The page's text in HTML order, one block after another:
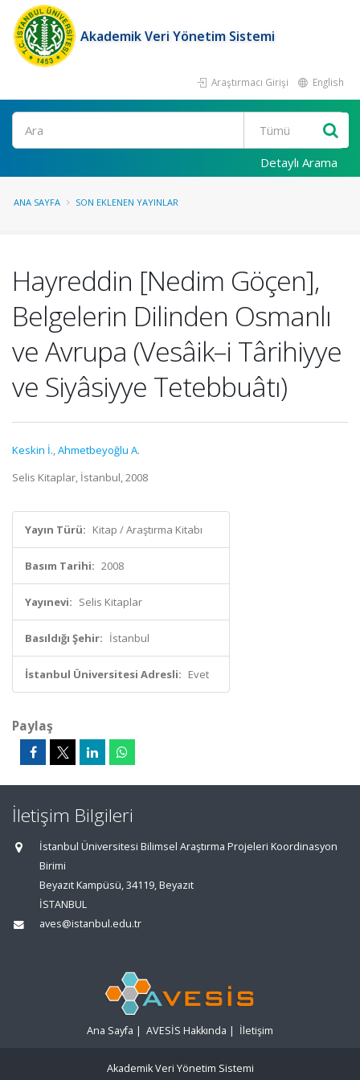
Akademik Veri Yönetim Sistemi
Araştırmacı Girişi English
Ara
Detaylı Arama
ANA SAYFA SON EKLENEN YAYINLAR
Hayreddin [Nedim Göçen],
Belgelerin Dilinden Osmanlı
ve Avrupa (Vesâik–i Târihiyye
ve Siyâsiyye Tetebbuâtı)
Keskin İ.,Ahmetbeyoğlu A.
Selis Kitaplar, İstanbul, 2008
Yayın Türü: Kitap / Araştırma Kitabı
Basım Tarihi: 2008
Yayınevi: Selis Kitaplar
Basıldığı Şehir: İstanbul
İstanbul Üniversitesi Adresli: Evet
Paylaş
İletişim Bilgileri
İstanbul Üniversitesi Bilimsel Araştırma Projeleri Koordinasyon
Birimi
Beyazıt Kampüsü, 34119, Beyazıt
İSTANBUL
aves@istanbul.edu.tr
Ana Sayfa | AVESİS Hakkında | İletişim
Akademik Veri Yönetim Sistemi